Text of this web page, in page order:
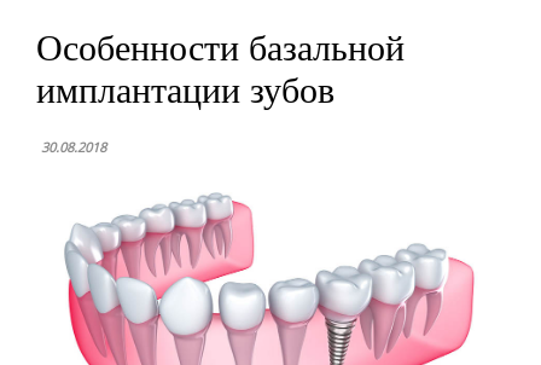
Особенности базальной
имплантации зубов
30.08.2018